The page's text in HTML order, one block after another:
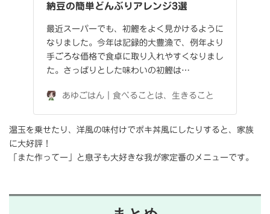
納豆の簡単どんぶりアレンジ3選
最近スーパーでも、初鰹をよく見かけるように
なりました。今年は記録的大豊漁で、例年より
手ごろな価格で食卓に取り入れやすくなりまし
た。さっぱりとした味わいの初鰹は…
あゆごはん｜食べることは、生きること
温玉を乗せたり、洋風の味付けでポキ丼風にしたりすると、家族
に大好評！
「また作ってー」と息子も大好きな我が家定番のメニューです。